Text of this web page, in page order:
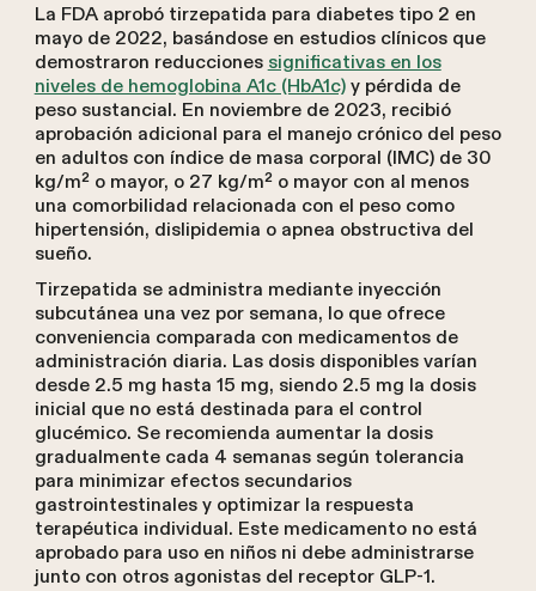
La FDA aprobó tirzepatida para diabetes tipo 2 en
mayo de 2022, basándose en estudios clínicos que
demostraron reducciones significativas en los
niveles de hemoglobina A1c (HbA1c)y pérdida de
peso sustancial. En noviembre de 2023, recibió
aprobación adicional para el manejo crónico del peso
en adultos con índice de masa corporal (IMC) de 30
kg/m² o mayor, o 27 kg/m² o mayor con al menos
una comorbilidad relacionada con el peso como
hipertensión, dislipidemia o apnea obstructiva del
sueño.
Tirzepatida se administra mediante inyección
subcutánea una vez por semana, lo que ofrece
conveniencia comparada con medicamentos de
administración diaria. Las dosis disponibles varían
desde 2.5 mg hasta 15 mg, siendo 2.5 mg la dosis
inicial que no está destinada para el control
glucémico. Se recomienda aumentar la dosis
gradualmente cada 4 semanas según tolerancia
para minimizar efectos secundarios
gastrointestinales y optimizar la respuesta
terapéutica individual. Este medicamento no está
aprobado para uso en niños ni debe administrarse
junto con otros agonistas del receptor GLP-1.